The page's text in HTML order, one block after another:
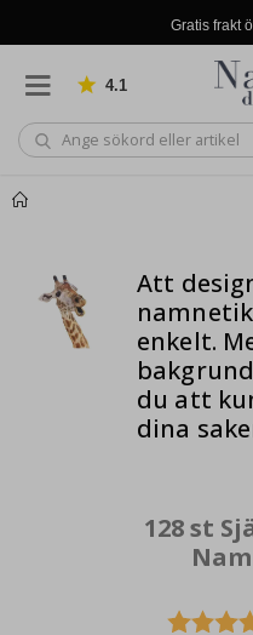
Gratis frakt
4.1
gillar detta ✔
Personlig Poster - Familj
Att
enkelt.
du att
dina
128 st